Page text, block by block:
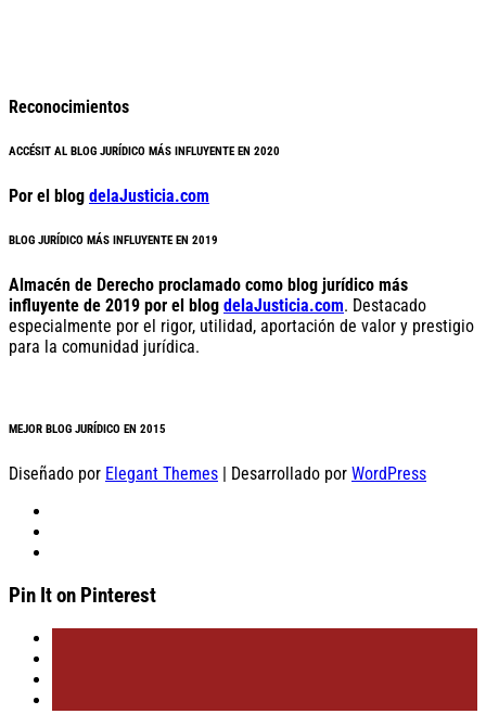
Reconocimientos
ACCÉSIT AL BLOG JURÍDICO MÁS INFLUYENTE EN 2020
Por el blog delaJusticia.com
BLOG JURÍDICO MÁS INFLUYENTE EN 2019
Almacén de Derecho proclamado como blog jurídico más
influyente de 2019 por el blog delaJusticia.com. Destacado
especialmente por el rigor, utilidad, aportación de valor y prestigio
para la comunidad jurídica.
MEJOR BLOG JURÍDICO EN 2015
Diseñado por Elegant Themes | Desarrollado por WordPress
Pin It on Pinterest